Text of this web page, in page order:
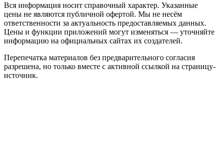
Вся информация носит справочный характер. Указанные
цены не являются публичной офертой. Мы не несём
ответственности за актуальность предоставляемых данных.
Цены и функции приложений могут изменяться — уточняйте
информацию на официальных сайтах их создателей.
Перепечатка материалов без предварительного согласия
разрешена, но только вместе с активной ссылкой на страницу-
источник.